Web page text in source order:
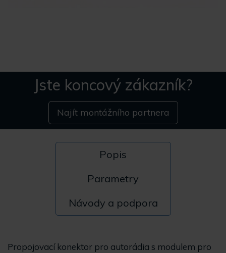
Jste koncový zákazník?
Najít montážního partnera
Popis
Parametry
Návody a podpora
Propojovací konektor pro autorádia s modulem pro